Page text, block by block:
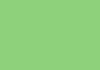
務遂行上の必要に
おいても、委託先
個人情報の取扱い